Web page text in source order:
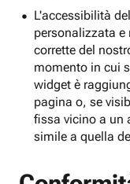
L'accessibilità
personalizzata
corrette del
momento in cui
widget è
pagina o, se
fissa vicino a un
simile a quella